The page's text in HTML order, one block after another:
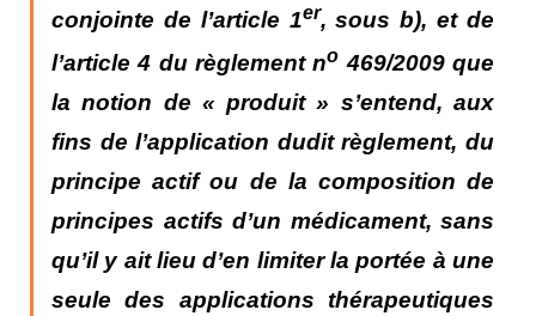
conjointe de l’article 1er, sous b), et de
l’article 4 du règlement no 469/2009 que
la notion de « produit » s’entend, aux
fins de l’application dudit règlement, du
principe actif ou de la composition de
principes actifs d’un médicament, sans
qu’il y ait lieu d’en limiter la portée à une
seule des applications thérapeutiques